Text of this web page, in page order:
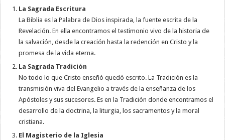
La Sagrada Escritura
La Biblia es la Palabra de Dios inspirada, la fuente escrita de la
Revelación. En ella encontramos el testimonio vivo de la historia de
la salvación, desde la creación hasta la redención en Cristo y la
promesa de la vida eterna.
La Sagrada Tradición
No todo lo que Cristo enseñó quedó escrito. La Tradición es la
transmisión viva del Evangelio a través de la enseñanza de los
Apóstoles y sus sucesores. Es en la Tradición donde encontramos el
desarrollo de la doctrina, la liturgia, los sacramentos y la moral
cristiana.
El Magisterio de la Iglesia